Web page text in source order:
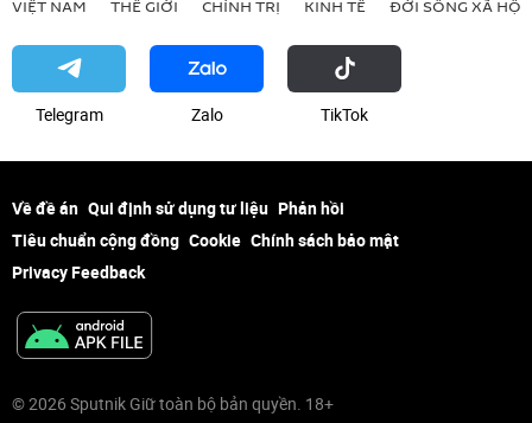
VIỆT NAM THẾ GIỚI CHÍNH TRỊ KINH TẾ ĐỜI SỐNG XÃ HỘI
Telegram Zalo ТikТоk
Về đề án Qui định sử dụng tư liệu Phản hồi
Tiêu chuẩn cộng đồng Cookie Chính sách bảo mật
Privacy Feedback
© 2026 Sputnik Giữ toàn bộ bản quyền. 18+